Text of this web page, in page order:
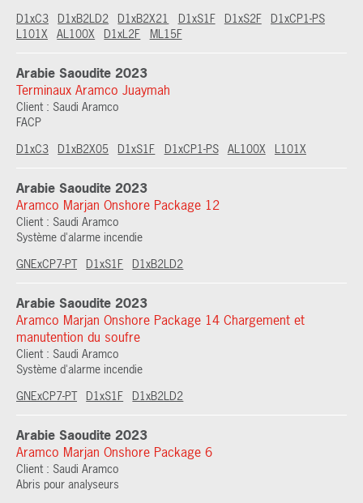
D1xC3
D1xB2LD2 D1xB2X21 D1xS1F D1xS2F
D1xCP1-PS
L101X AL100X D1xL2F ML15F
Arabie Saoudite 2023
Terminaux Aramco Juaymah
Client : Saudi Aramco
FACP
D1xC3
D1xB2X05 D1xS1F D1xCP1-PS AL100X L101X
Arabie Saoudite 2023
Aramco Marjan Onshore Package 12
Client : Saudi Aramco
Système d'alarme incendie
GNExCP7-PT
D1xS1F D1xB2LD2
Arabie Saoudite 2023
Aramco Marjan Onshore Package 14 Chargement et
manutention du soufre
Client : Saudi Aramco
Système d'alarme incendie
GNExCP7-PT
D1xS1F D1xB2LD2
Arabie Saoudite 2023
Aramco Marjan Onshore Package 6
Client : Saudi Aramco
Abris pour analyseurs